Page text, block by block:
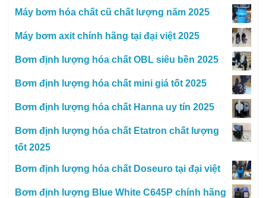
Máy bơm hóa chất cũ chất lượng năm 2025
Máy bơm axit chính hãng tại đại việt 2025
Bơm định lượng hóa chất OBL siêu bền 2025
Bơm định lượng hóa chất mini giá tốt 2025
Bơm định lượng hóa chất Hanna uy tín 2025
Bơm định lượng hóa chất Etatron chất lượng
tốt 2025
Bơm định lượng hóa chất Doseuro tại đại việt
Bơm định lượng Blue White C645P chính hãng